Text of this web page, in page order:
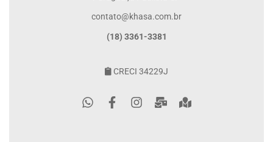
contato@khasa.com.br
(18) 3361-3381
CRECI 34229J